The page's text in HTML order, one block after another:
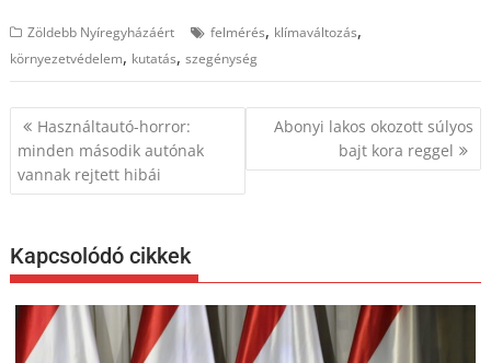
Zöldebb Nyíregyházáért felmérés, klímaváltozás,
környezetvédelem, kutatás,szegénység
Bejegyzés
navigáció
Használtautó-horror:
minden második autónak
vannak rejtett hibái
Abonyi lakos okozott súlyos
bajt kora reggel
Kapcsolódó cikkek